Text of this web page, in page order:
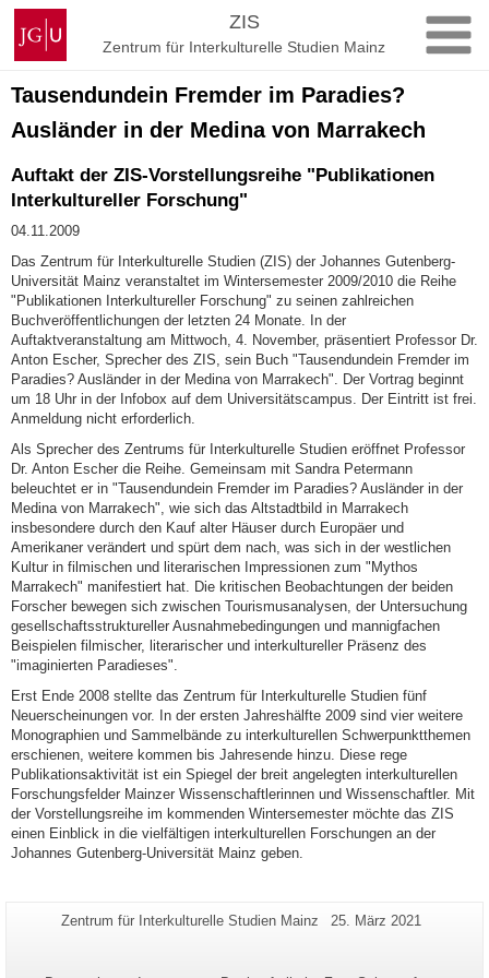
Zum
Inhalt
springen
Johannes
Gutenberg-
Universität
Mainz
ZIS
Zentrum für Interkulturelle Studien Mainz
Tausendundein Fremder im Paradies?
Ausländer in der Medina von Marrakech
Auftakt der ZIS-Vorstellungsreihe "Publikationen
Interkultureller Forschung"
04.11.2009
Das Zentrum für Interkulturelle Studien (ZIS) der Johannes Gutenberg-
Universität Mainz veranstaltet im Wintersemester 2009/2010 die Reihe
"Publikationen Interkultureller Forschung" zu seinen zahlreichen
Buchveröffentlichungen der letzten 24 Monate. In der
Auftaktveranstaltung am Mittwoch, 4. November, präsentiert Professor Dr.
Anton Escher, Sprecher des ZIS, sein Buch "Tausendundein Fremder im
Paradies? Ausländer in der Medina von Marrakech". Der Vortrag beginnt
um 18 Uhr in der Infobox auf dem Universitätscampus. Der Eintritt ist frei.
Anmeldung nicht erforderlich.
Als Sprecher des Zentrums für Interkulturelle Studien eröffnet Professor
Dr. Anton Escher die Reihe. Gemeinsam mit Sandra Petermann
beleuchtet er in "Tausendundein Fremder im Paradies? Ausländer in der
Medina von Marrakech", wie sich das Altstadtbild in Marrakech
insbesondere durch den Kauf alter Häuser durch Europäer und
Amerikaner verändert und spürt dem nach, was sich in der westlichen
Kultur in filmischen und literarischen Impressionen zum "Mythos
Marrakech" manifestiert hat. Die kritischen Beobachtungen der beiden
Forscher bewegen sich zwischen Tourismusanalysen, der Untersuchung
gesellschaftsstruktureller Ausnahmebedingungen und mannigfachen
Beispielen filmischer, literarischer und interkultureller Präsenz des
"imaginierten Paradieses".
Erst Ende 2008 stellte das Zentrum für Interkulturelle Studien fünf
Neuerscheinungen vor. In der ersten Jahreshälfte 2009 sind vier weitere
Monographien und Sammelbände zu interkulturellen Schwerpunktthemen
erschienen, weitere kommen bis Jahresende hinzu. Diese rege
Publikationsaktivität ist ein Spiegel der breit angelegten interkulturellen
Forschungsfelder Mainzer Wissenschaftlerinnen und Wissenschaftler. Mit
der Vorstellungsreihe im kommenden Wintersemester möchte das ZIS
einen Einblick in die vielfältigen interkulturellen Forschungen an der
Johannes Gutenberg-Universität Mainz geben.
Zusätzliche
Seiten-
Zentrum für Interkulturelle Studien Mainz
Letzte
25. März 2021